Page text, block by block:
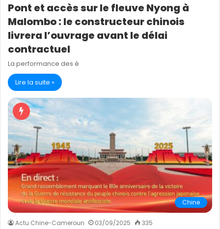
Pont et accès sur le fleuve Nyong à
Malombo : le constructeur chinois
livrera l’ouvrage avant le délai
contractuel
La performance des é
Lire la suite »
Chine
Actu Chine-Cameroun 03/09/2025 335